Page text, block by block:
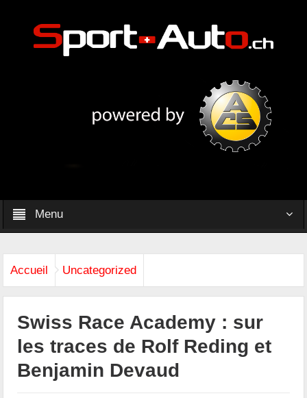
Menu
Accueil Uncategorized
Swiss Race Academy : sur
les traces de Rolf Reding et
Benjamin Devaud